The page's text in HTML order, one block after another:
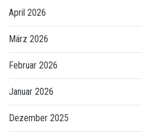
April 2026
März 2026
Februar 2026
Januar 2026
Dezember 2025